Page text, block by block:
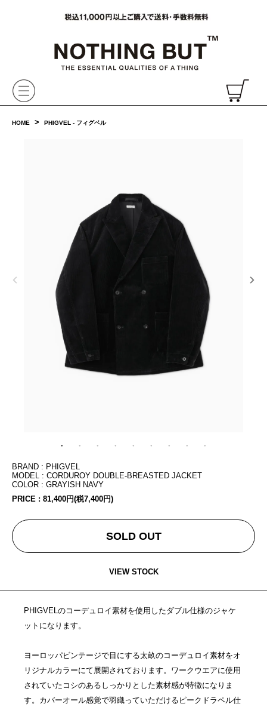
HOME > PHIGVEL - フィグベル
BRAND : PHIGVEL
MODEL : CORDUROY DOUBLE-BREASTED JACKET
COLOR : GRAYISH NAVY
PRICE : 81,400円(税7,400円)
SOLD OUT
VIEW STOCK
PHIGVELのコーデュロイ素材を使用したダブル仕様のジャケ
ットになります。
ヨーロッパビンテージで目にする太畝のコーデュロイ素材をオ
リジナルカラーにて展開されております。ワークウエアに使用
されていたコシのあるしっかりとした素材感が特徴になりま
す。カバーオール感覚で羽織っていただけるピークドラペル仕